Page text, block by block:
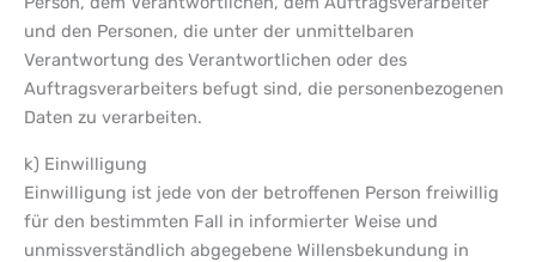
und den Personen, die unter der unmittelbaren
Verantwortung des Verantwortlichen oder des
Auftragsverarbeiters befugt sind, die personenbezogenen
Daten zu verarbeiten.
k) Einwilligung
Einwilligung ist jede von der betroffenen Person freiwillig
für den bestimmten Fall in informierter Weise und
unmissverständlich abgegebene Willensbekundung in